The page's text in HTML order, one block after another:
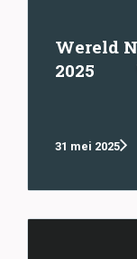
Wereld
2025
31 mei 2025